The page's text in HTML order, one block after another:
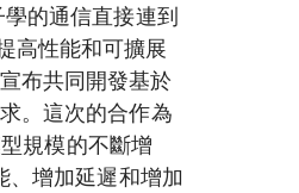
的通信直接連到
高性能和可擴展
布共同開發基於
。這次的合作為
規模的不斷增
、增加延遲和增加